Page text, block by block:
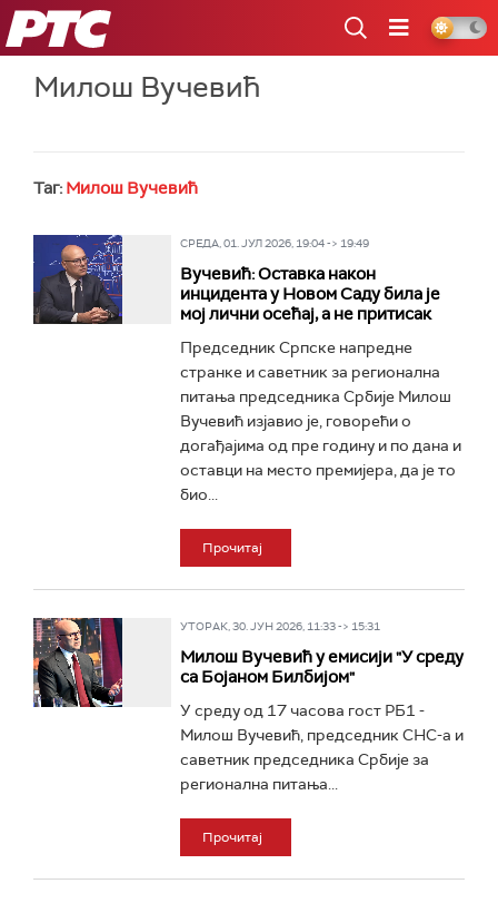
РТС
Милош Вучевић
Таг: Милош Вучевић
СРЕДА, 01. ЈУЛ 2026, 19:04 -> 19:49
Вучевић: Оставка након
инцидента у Новом Саду била је
мој лични осећај, а не притисак
Председник Српске напредне
странке и саветник за регионална
питања председника Србије Милош
Вучевић изјавио је, говорећи о
догађајима од пре годину и по дана и
оставци на место премијера, да је то
био...
Прочитај
УТОРАК, 30. ЈУН 2026, 11:33 -> 15:31
Милош Вучевић у емисији "У среду
са Бојаном Билбијом"
У среду од 17 часова гост РБ1 -
Милош Вучевић, председник СНС-а и
саветник председника Србије за
регионална питања...
Прочитај